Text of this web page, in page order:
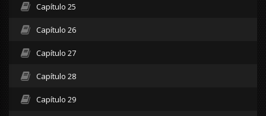
Capítulo 25
Capítulo 26
Capítulo 27
Capítulo 28
Capítulo 29